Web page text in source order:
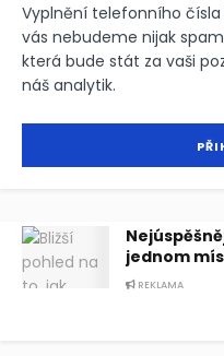
Vyplnění telefonního čísla
vás nebudeme nijak
která bude stát za vaši
náš analytik.
jednom
REKLAMA